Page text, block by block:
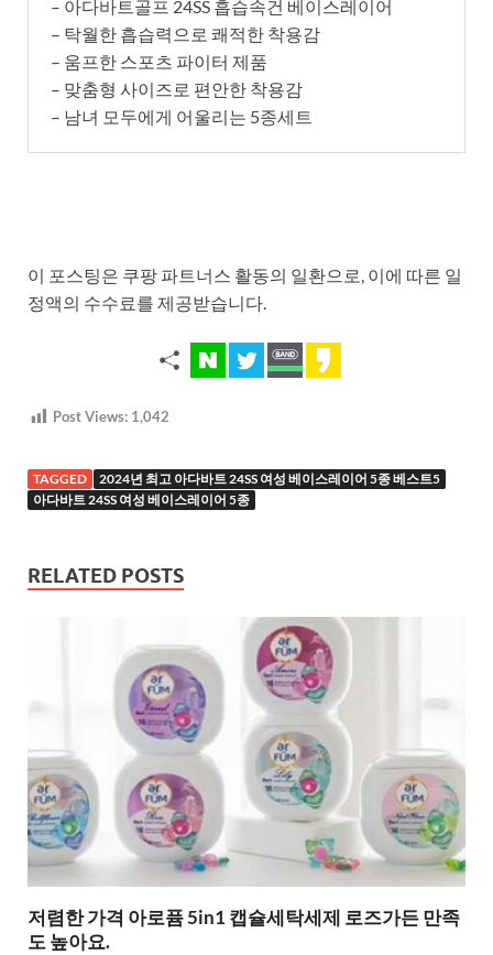
– 아다바트골프 24SS 흡습속건 베이스레이어
– 탁월한 흡습력으로 쾌적한 착용감
– 움프한 스포츠 파이터 제품
– 맞춤형 사이즈로 편안한 착용감
– 남녀 모두에게 어울리는 5종세트
이 포스팅은 쿠팡 파트너스 활동의 일환으로, 이에 따른 일
정액의 수수료를 제공받습니다.
Post Views: 1,042
TAGGED
2024년 최고 아다바트 24SS 여성 베이스레이어 5종 베스트5
아다바트 24SS 여성 베이스레이어 5종
RELATED POSTS
저렴한 가격 아로퓸 5in1 캡슐세탁세제 로즈가든 만족
도 높아요.